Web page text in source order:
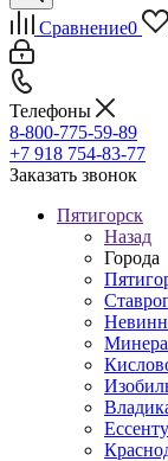
Сравнение0
Телефоны
8-800-775-59-89
+7 918 754-83-77
Заказать звонок
Пятигорск
Назад
Города